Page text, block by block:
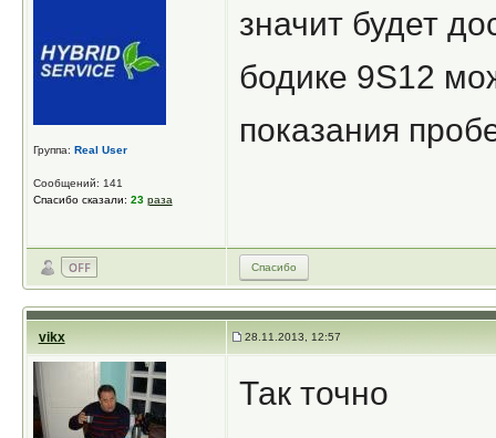
Группа: Real User
Сообщений: 141
Спасибо сказали: 23 раза
значит будет
бодике 9S12
показания
Спасибо
vikx 28.11.2013, 12:57
Так точно